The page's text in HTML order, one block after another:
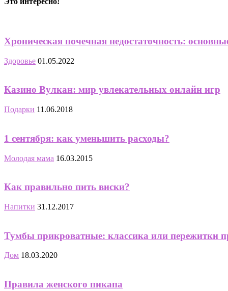
Хроническая почечная недостаточность:
Здоровье 01.05.2022
Казино Вулкан: мир увлекательных онлайн игр
Подарки 11.06.2018
1 сентября: как уменьшить расходы?
Молодая мама 16.03.2015
Как правильно пить виски?
Напитки 31.12.2017
Тумбы прикроватные: классика или пережитки
Дом 18.03.2020
Правила женского пикапа